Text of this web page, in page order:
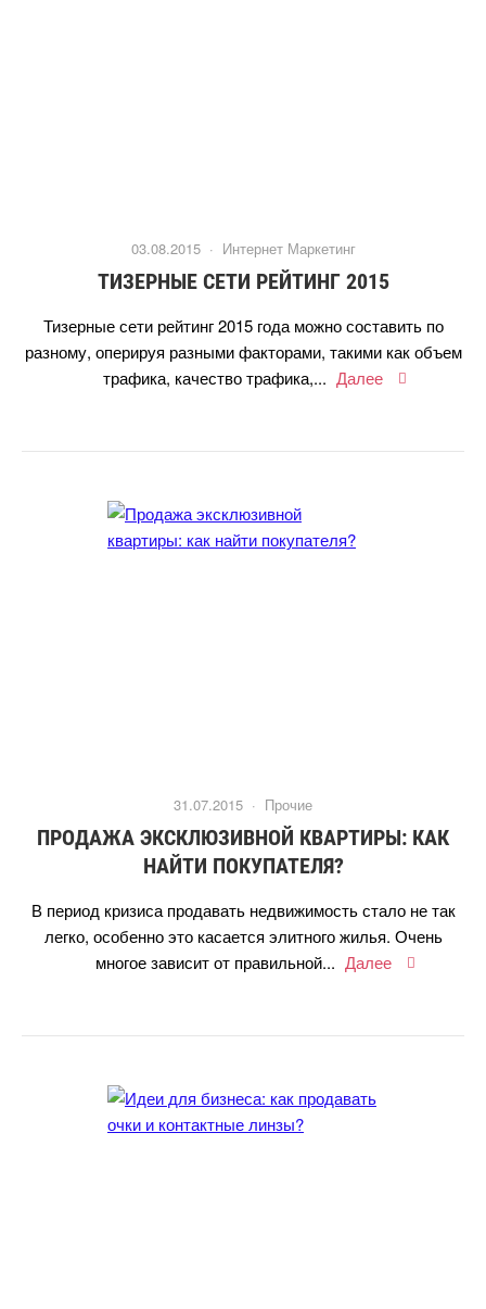
03.08.2015 · Интернет Маркетин
ТИЗЕРНЫЕ СЕТИ РЕЙТИНГ 2015
Тизерные сети рейтинг 2015 года можно составить по
разному, оперируя разными факторами, такими как объем
трафика, качество трафика,... Далее
31.07.2015 · Прочие
ПРОДАЖА ЭКСКЛЮЗИВНОЙ КВАРТИРЫ: КАК
НАЙТИ ПОКУПАТЕЛЯ?
период кризиса продавать недвижимость стало не так
легко, особенно это касается элитного жилья. Очень
многое зависит от правильной... Далее